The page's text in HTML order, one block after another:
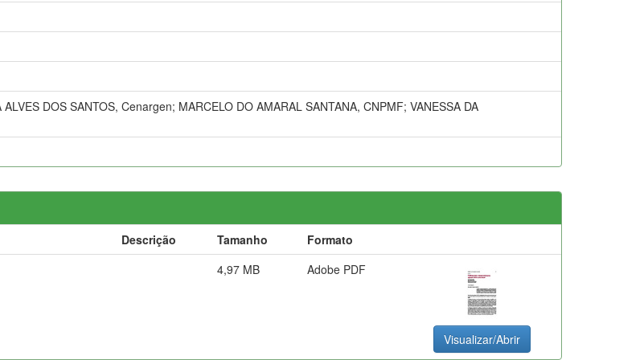
DOS SANTOS, Cenargen; MARCELO DO AMARAL SANTANA, CNPMF; VANESSA DA
Descrição Tamanho
Formato
4,97 MB Adobe PDF
Visualizar/Abrir